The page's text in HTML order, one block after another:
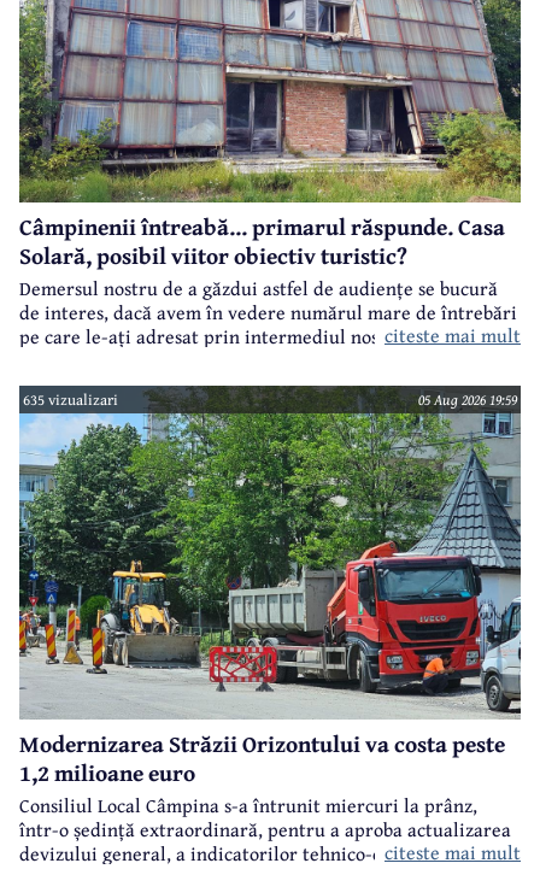
Câmpinenii întreabă... primarul răspunde. Casa
Solară, posibil viitor obiectiv turistic?
Demersul nostru de a găzdui astfel de audiențe se bucură
de interes, dacă avem în vedere numărul mare de întrebări
pe care le-ați adresat prin intermediul nostru primarului
citeste mai mult
635 vizualizari 05 Aug 2026 19:59
Modernizarea Străzii Orizontului va costa peste
1,2 milioane euro
Consiliul Local Câmpina s-a întrunit miercuri la prânz,
într-o ședință extraordinară, pentru a aproba actualizarea
devizului general, a indicatorilor tehnico-economici și a
citeste mai mult